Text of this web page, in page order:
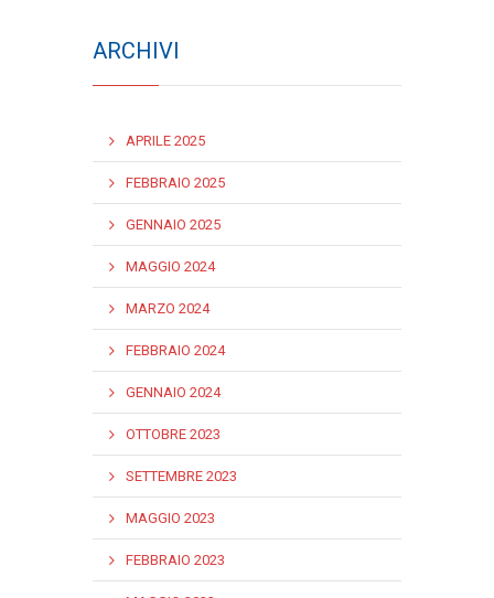
ARCHIVI
APRILE 2025
FEBBRAIO 2025
GENNAIO 2025
MAGGIO 2024
MARZO 2024
FEBBRAIO 2024
GENNAIO 2024
OTTOBRE 2023
SETTEMBRE 2023
MAGGIO 2023
FEBBRAIO 2023